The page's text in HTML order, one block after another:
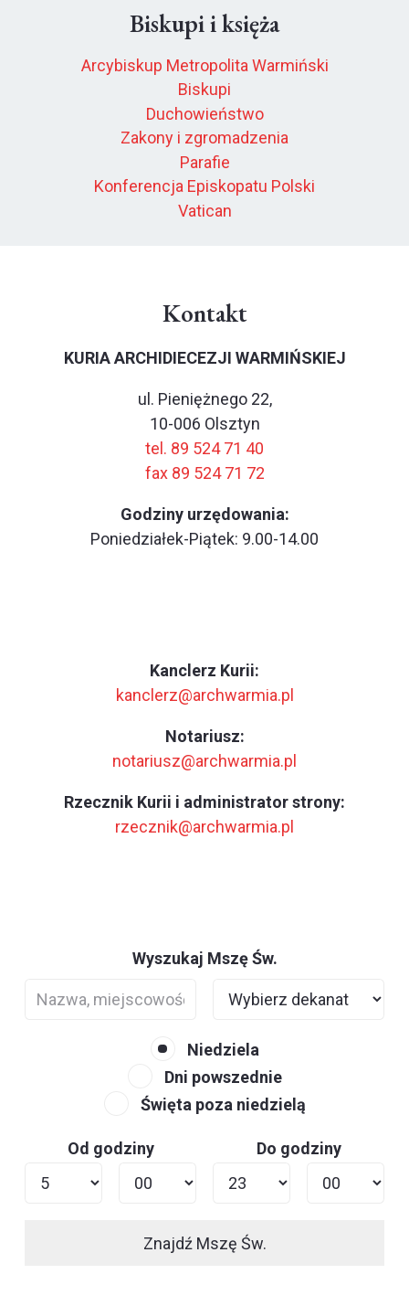
Biskupi i księża
Arcybiskup Metropolita Warmiński
Biskupi
Duchowieństwo
Zakony i zgromadzenia
Parafie
Konferencja Episkopatu Polski
Vatican
Kontakt
KURIA ARCHIDIECEZJI WARMIŃSKIEJ
ul. Pieniężnego 22,
10-006 Olsztyn
tel. 89 524 71 40
fax 89 524 71 72
Godziny urzędowania:
Poniedziałek-Piątek: 9.00-14.00
Kanclerz Kurii:
kanclerz@archwarmia.pl
Notariusz:
notariusz@archwarmia.pl
Rzecznik Kurii i administrator strony:
rzecznik@archwarmia.pl
Wyszukaj Mszę Św.
Niedziela
Dni powszednie
Święta poza niedzielą
Od godziny Do godziny
Znajdź Mszę Św.